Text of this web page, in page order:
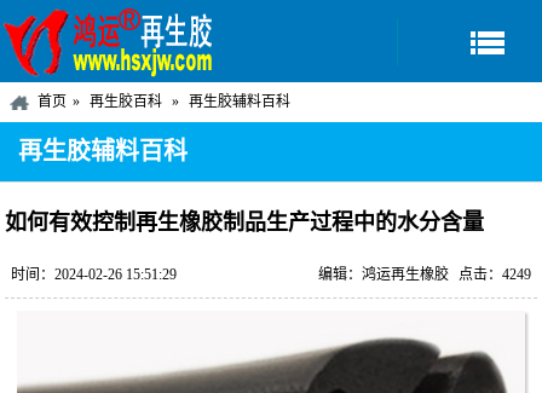
首页 再生胶百科 再生胶辅料百科
再生胶辅料百科
如何有效控制再生橡胶制品生产过程中的水分含量
时间：2024-02-26 15:51:29 点击：4249
编辑：鸿运再生橡胶